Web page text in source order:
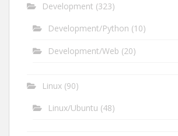
Development (323)
Development/Python (10)
Development/Web (20)
Linux (90)
Linux/Ubuntu (48)